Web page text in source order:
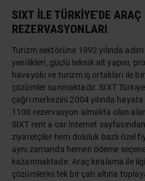
SIXT İLE TÜRKİYE'DE
REZERVASYONLARI
Turizm sektörüne 1992 yılında
yenilikleri, güçlü teknik alt yapısı,
havayolu ve turizm iş ortakları ile
çözümler sunmaktadır. SIXT
çağrı merkezini 2004 yılında
1100 rezervasyon almakta olan
SIXT rent a car internet
ziyaretçiler hem doluluk bazlı özel
aynı zamanda hemen ödeme
kazanmaktadır. Araç kiralama ile
çözümlerini tek bir çatı altına